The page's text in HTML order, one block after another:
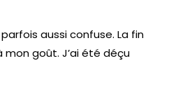
aussi confuse. La fin
mon goût. J’ai été déçu